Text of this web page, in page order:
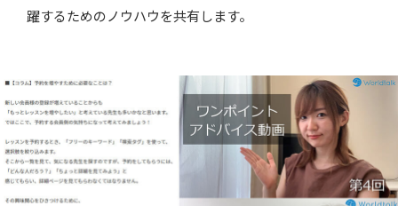
躍するためのノウハウを共有します。